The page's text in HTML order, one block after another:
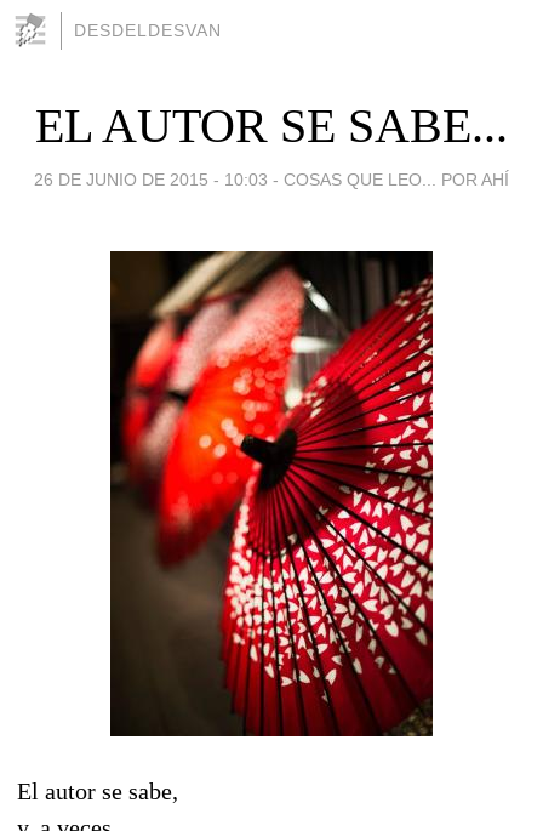
DESDELDESVAN
EL AUTOR SE SABE...
26 DE JUNIO DE 2015 - 10:03 - COSAS QUE LEO... POR AHÍ
El autor se sabe,